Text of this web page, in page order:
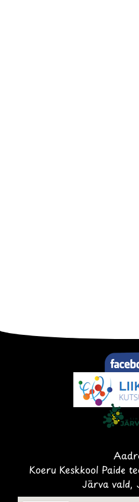
Koeru Keskkool Paide
Järva vald,